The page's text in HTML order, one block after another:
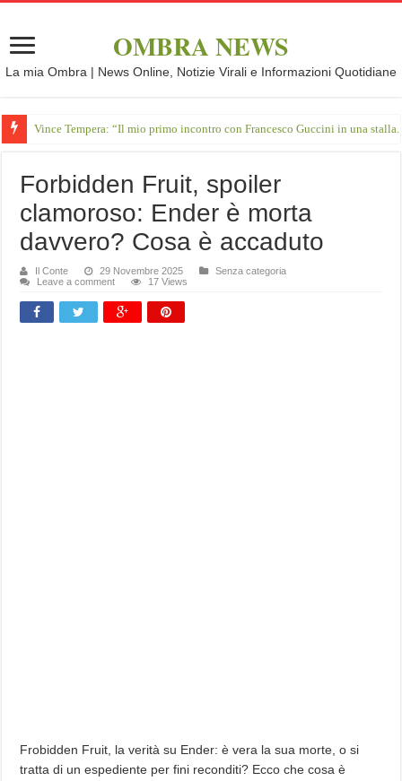
OMBRA NEWS
La mia Ombra | News Online, Notizie Virali e Informazioni Quotidiane
Vince Tempera: “Il mio primo incontro con Francesco Guccini in una
Forbidden Fruit, spoiler
clamoroso: Ender è morta
davvero? Cosa è accaduto
Il Conte 29 Novembre 2025
Senza categoria
Leave a comment
17 Views
Frobidden Fruit, la verità su Ender: è vera la sua morte, o si
tratta di un espediente per fini reconditi? Ecco che cosa è